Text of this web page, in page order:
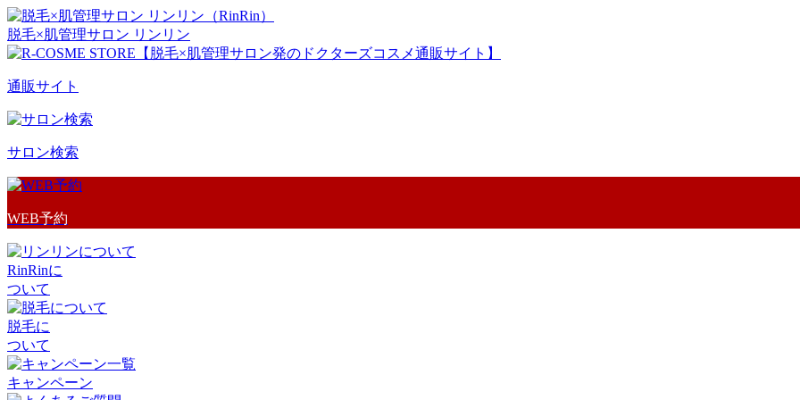
脱毛×肌管理サロン リンリン
通販サイト
サロン検索
WEB予約
RinRinに
ついて
脱毛に
ついて
キャンペーン